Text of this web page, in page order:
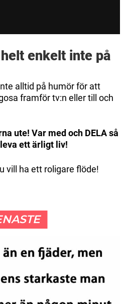
enkelt inte på
alltid på humör för att
framför tv:n eller till och
ute! Var med och DELA så
ett ärligt liv!
vill ha ett roligare flöde!